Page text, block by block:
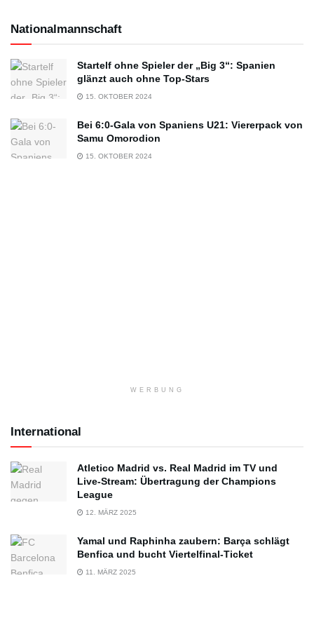
Nationalmannschaft
Startelf ohne Spieler der „Big 3“: Spanien
glänzt auch ohne Top-Stars
15. OKTOBER 2024
Bei 6:0-Gala von Spaniens U21: Viererpack von
Samu Omorodion
15. OKTOBER 2024
WERBUNG
International
Atletico Madrid vs. Real Madrid im TV und
Live-Stream: Übertragung der Champions
League
12. MÄRZ 2025
Yamal und Raphinha zaubern: Barça schlägt
Benfica und bucht Viertelfinal-Ticket
11. MÄRZ 2025